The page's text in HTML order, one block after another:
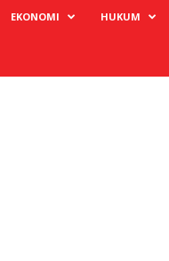
EKONOMI HUKUM